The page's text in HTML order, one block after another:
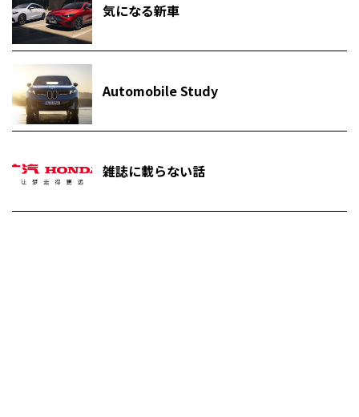
気になる新車
Automobile Study
雑誌に載らない話